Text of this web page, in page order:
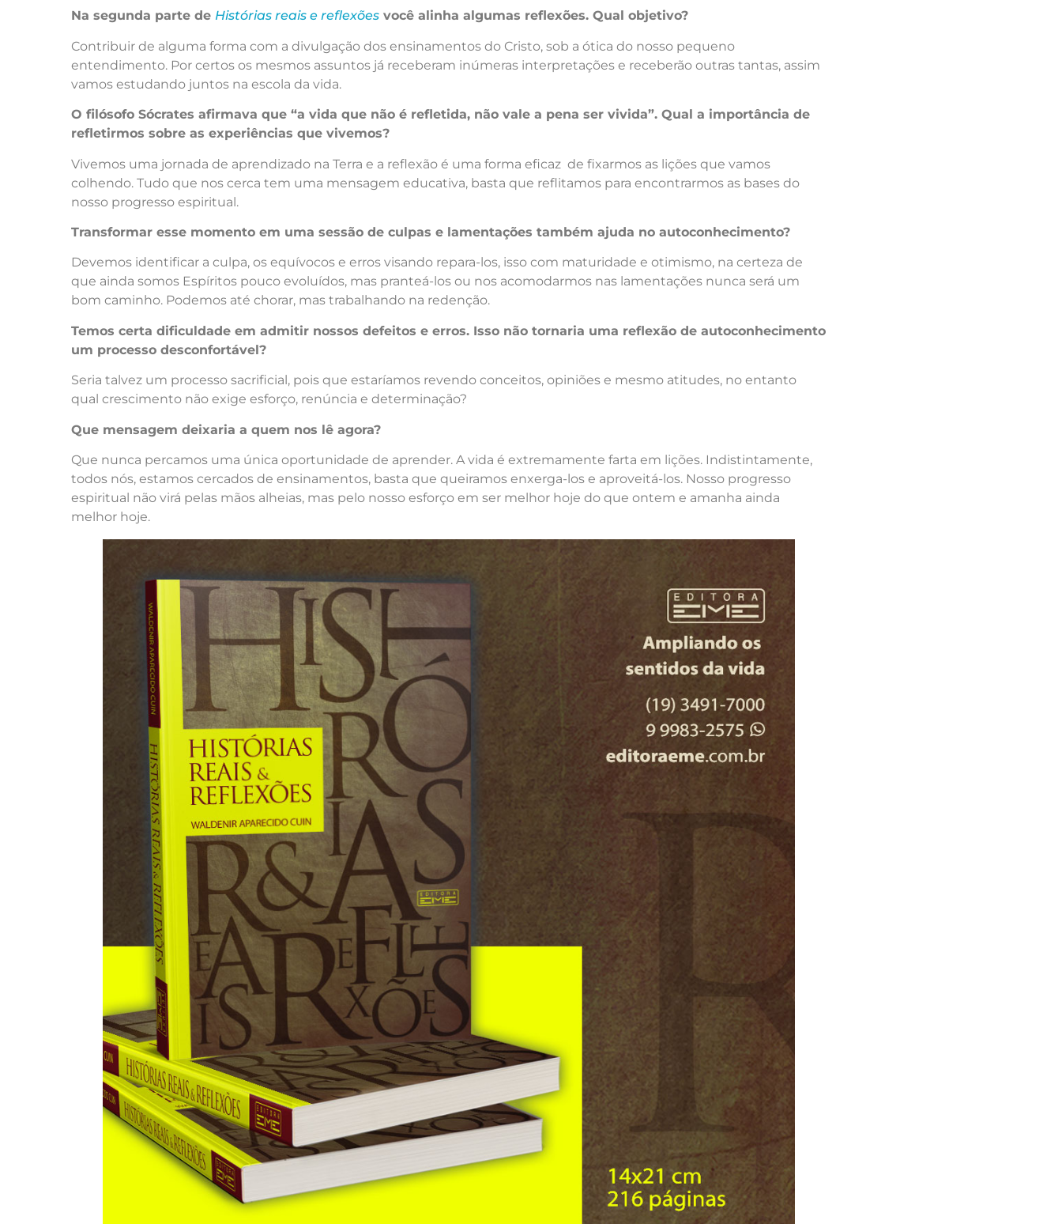
Na segunda parte de Histórias reais e reflexõesvocê alinha algumas reflexões. Qual objetivo?
Contribuir de alguma forma com a divulgação dos ensinamentos do Cristo, sob a ótica do nosso pequeno
entendimento. Por certos os mesmos assuntos já receberam inúmeras interpretações e receberão outras tantas, assim
vamos estudando juntos na escola da vida.
O filósofo Sócrates afirmava que “a vida que não é refletida, não vale a pena ser vivida”. Qual a importância de
refletirmos sobre as experiências que vivemos?
Vivemos uma jornada de aprendizado na Terra e a reflexão é uma forma eficaz de fixarmos as lições que vamos
colhendo. Tudo que nos cerca tem uma mensagem educativa, basta que reflitamos para encontrarmos as bases do
nosso progresso espiritual.
Transformar esse momento em uma sessão de culpas e lamentações também ajuda no autoconhecimento?
Devemos identificar a culpa, os equívocos e erros visando repara-los, isso com maturidade e otimismo, na certeza de
que ainda somos Espíritos pouco evoluídos, mas pranteá-los ou nos acomodarmos nas lamentações nunca será um
bom caminho. Podemos até chorar, mas trabalhando na redenção.
Temos certa dificuldade em admitir nossos defeitos e erros. Isso não tornaria uma reflexão de autoconhecimento
um processo desconfortável?
Seria talvez um processo sacrificial, pois que estaríamos revendo conceitos, opiniões e mesmo atitudes, no entanto
qual crescimento não exige esforço, renúncia e determinação?
Que mensagem deixaria a quem nos lê agora?
Que nunca percamos uma única oportunidade de aprender. A vida é extremamente farta em lições. Indistintamente,
todos nós, estamos cercados de ensinamentos, basta que queiramos enxerga-los e aproveitá-los. Nosso progresso
espiritual não virá pelas mãos alheias, mas pelo nosso esforço em ser melhor hoje do que ontem e amanha ainda
melhor hoje.